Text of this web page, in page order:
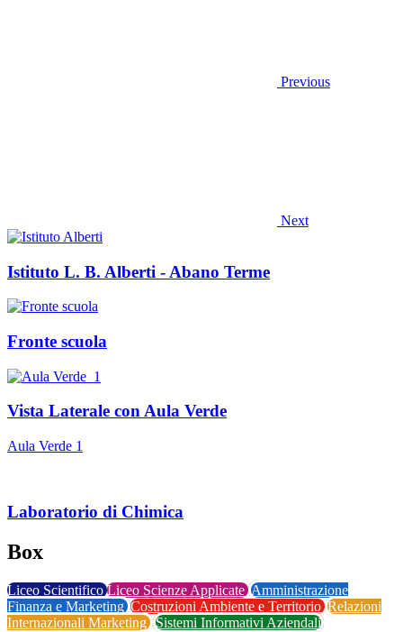
Previous
Next
Istituto L. B. Alberti - Abano Terme
Fronte scuola
Vista Laterale con Aula Verde
Aula Verde 1
Laboratorio di Chimica
Box
Liceo ScientificoLiceo Scienze ApplicateAmministrazione
Finanza e MarketingCostruzioni Ambiente e TerritorioRelazioni
Internazionali Marketing Sistemi Informativi Aziendali